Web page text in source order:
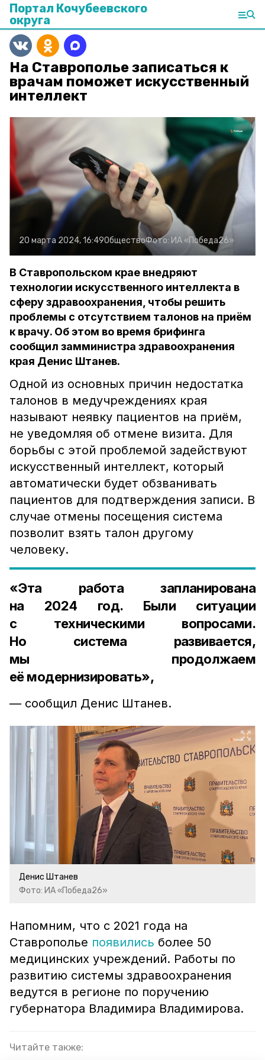
Портал Кочубеевского
округа
На Ставрополье записаться к
врачам поможет искусственный
интеллект
20 марта 2024, 16:49ОбществоФото: ИА «Победа26»
В Ставропольском крае внедряют
технологии искусственного интеллекта в
сферу здравоохранения, чтобы решить
проблемы с отсутствием талонов на приём
к врачу. Об этом во время брифинга
сообщил замминистра здравоохранения
края Денис Штанев.
Одной из основных причин недостатка
талонов в медучреждениях края
называют неявку пациентов на приём,
не уведомляя об отмене визита. Для
борьбы с этой проблемой задействуют
искусственный интеллект, который
автоматически будет обзванивать
пациентов для подтверждения записи. В
случае отмены посещения система
позволит взять талон другому
человеку.
«Эта работа запланирована
на 2024 год. Были ситуации
с техническими вопросами.
Но система развивается,
мы продолжаем
её модернизировать»,
— сообщил Денис Штанев.
Денис Штанев
Фото: ИА «Победа26»
Напомним, что с 2021 года на
Ставрополье появились более 50
медицинских учреждений. Работы по
развитию системы здравоохранения
ведутся в регионе по поручению
губернатора Владимира Владимирова.
Читайте также: